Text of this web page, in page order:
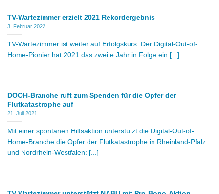
TV-Wartezimmer erzielt 2021 Rekordergebnis
3. Februar 2022
TV-Wartezimmer ist weiter auf Erfolgskurs: Der Digital-Out-of-
Home-Pionier hat 2021 das zweite Jahr in Folge ein [...]
DOOH-Branche ruft zum Spenden für die Opfer der
Flutkatastrophe auf
21. Juli 2021
Mit einer spontanen Hilfsaktion unterstützt die Digital-Out-of-
Home-Branche die Opfer der Flutkatastrophe in Rheinland-Pfalz
und Nordrhein-Westfalen: [...]